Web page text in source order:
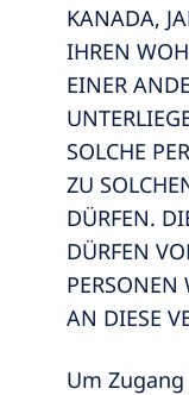
KANADA,
IHREN
EINER
SOLCHE
ZU
DÜRFEN.
DÜRFEN
PERSONEN
AN DIESE
Um